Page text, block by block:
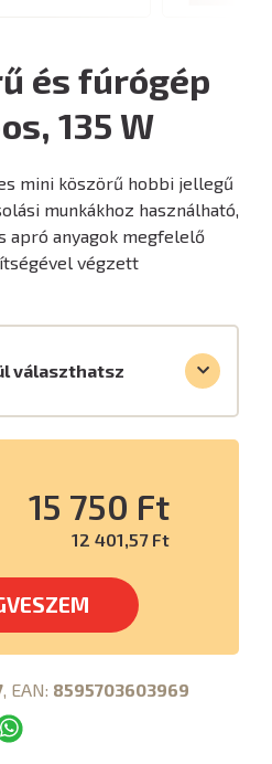
és fúrógép
135 W
mini köszörű hobbi jellegű
munkákhoz használható,
apró anyagok megfelelő
végzett
választhatsz
15 750 Ft
12 401,57 Ft
, EAN: 8595703603969